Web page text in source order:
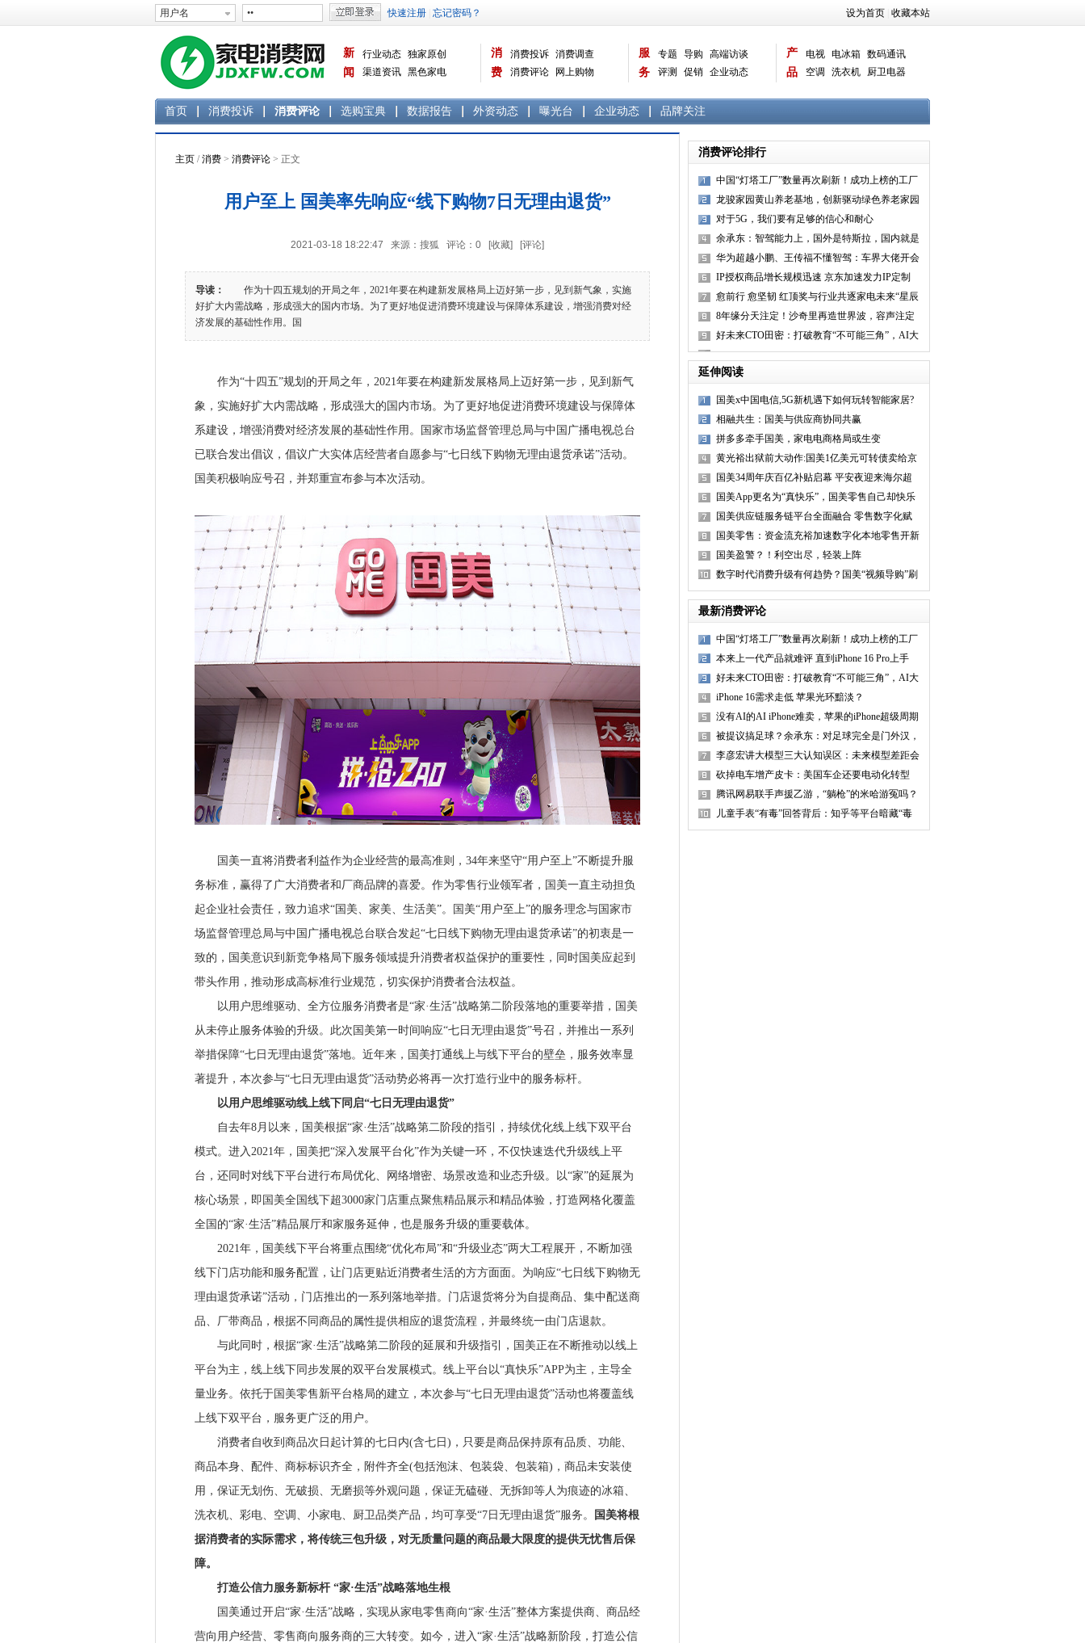
设为首页 收藏本站
新
闻
行业动态 独家原创
渠道资讯 黑色家电
消
费
消费投诉 消费调查
消费评论
网上购物
曝光台
品牌关注
服
务
专题 导购
高端访谈
评测
促销 企业动态
产
品
电视 电冰箱 数码通讯
空调
洗衣机
厨卫电器
首页 消费投诉 消费评论 选购宝典 数据报告 外资动态 曝光台 企业动态 品牌关注
主页 /消费 > 消费评论 > 正文
用户至上 国美率先响应“线下购物7日无理由退货”
2021-03-18 18:22:47 来源：搜狐 评论： 0 [收藏] [评论]
导读：
作为十四五规划的开局之年，2021年要在构建新发展格局上迈好第一步，见到新气象，实施
好扩大内需战略，形成强大的国内市场。为了更好地促进消费环境建设与保障体系建设，增强消费对经
济发展的基础性作用。国
作为“十四五”规划的开局之年，2021年要在构建新发展格局上迈好第一步，见到新气
象，实施好扩大内需战略，形成强大的国内市场。为了更好地促进消费环境建设与保障体
系建设，增强消费对经济发展的基础性作用。国家市场监督管理总局与中国广播电视总台
已联合发出倡议，倡议广大实体店经营者自愿参与“七日线下购物无理由退货承诺”活动。
国美积极响应号召，并郑重宣布参与本次活动。
国美一直将消费者利益作为企业经营的最高准则，34年来坚守“用户至上”不断提升服
务标准，赢得了广大消费者和厂商品牌的喜爱。作为零售行业领军者，国美一直主动担负
起企业社会责任，致力追求“国美、家美、生活美”。国美“用户至上”的服务理念与国家市
场监督管理总局与中国广播电视总台联合发起“七日线下购物无理由退货承诺”的初衷是一
致的，国美意识到新竞争格局下服务领域提升消费者权益保护的重要性，同时国美应起到
带头作用，推动形成高标准行业规范，切实保护消费者合法权益。
以用户思维驱动、全方位服务消费者是“家·生活”战略第二阶段落地的重要举措，国美
从未停止服务体验的升级。此次国美第一时间响应“七日无理由退货”号召，并推出一系列
举措保障“七日无理由退货”落地。近年来，国美打通线上与线下平台的壁垒，服务效率显
著提升，本次参与“七日无理由退货”活动势必将再一次打造行业中的服务标杆。
以用户思维驱动线上线下同启“七日无理由退货”
自去年8月以来，国美根据“家·生活”战略第二阶段的指引，持续优化线上线下双平台
模式。进入2021年，国美把“深入发展平台化”作为关键一环，不仅快速迭代升级线上平
台，还同时对线下平台进行布局优化、网络增密、场景改造和业态升级。以“家”的延展为
核心场景，即国美全国线下超3000家门店重点聚焦精品展示和精品体验，打造网格化覆盖
全国的“家·生活”精品展厅和家服务延伸，也是服务升级的重要载体。
2021年，国美线下平台将重点围绕“优化布局”和“升级业态”两大工程展开，不断加强
线下门店功能和服务配置，让门店更贴近消费者生活的方方面面。为响应“七日线下购物无
理由退货承诺”活动，门店推出的一系列落地举措。门店退货将分为自提商品、集中配送商
品、厂带商品，根据不同商品的属性提供相应的退货流程，并最终统一由门店退款。
与此同时，根据“家·生活”战略第二阶段的延展和升级指引，国美正在不断推动以线上
平台为主，线上线下同步发展的双平台发展模式。线上平台以“真快乐”APP为主，主导全
量业务。依托于国美零售新平台格局的建立，本次参与“七日无理由退货”活动也将覆盖线
上线下双平台，服务更广泛的用户。
消费者自收到商品次日起计算的七日内(含七日)，只要是商品保持原有品质、功能、
商品本身、配件、商标标识齐全，附件齐全(包括泡沫、包装袋、包装箱)，商品未安装使
用，保证无划伤、无破损、无磨损等外观问题，保证无磕碰、无拆卸等人为痕迹的冰箱、
洗衣机、彩电、空调、小家电、厨卫品类产品，均可享受“7日无理由退货”服务。
国美将根
据消费者的实际需求，将传统三包升级，对无质量问题的商品最大限度的提供无忧售后保
障。
打造公信力服务新标杆 “家·生活”战略落地生根
国美通过开启“家·生活”战略，实现从家电零售商向“家·生活”整体方案提供商、商品经
营向用户经营、零售商向服务商的三大转变。如今，进入“家·生活”战略新阶段，打造公信
消费评论排行
中国“灯塔工厂”数量再次刷新！成功上榜的工厂
到底有多厉害
龙骏家园黄山养老基地，创新驱动绿色养老家园
对于5G，我们要有足够的信心和耐心
余承东：智驾能力上，国外是特斯拉，国内就是
华为
华为超越小鹏、王传福不懂智驾：车界大佬开会
太刚了
IP授权商品增长规模迅速 京东加速发力IP定制
解决方案满足企
愈前行 愈坚韧 红顶奖与行业共逐家电未来“星辰
大海
8年缘分天注定！沙奇里再造世界波，容声注定
与经典结缘
好未来CTO田密：打破教育“不可能三角”，AI大
模型让我们看
延伸阅读
国美x中国电信,5G新机遇下如何玩转智能家居?
相融共生：国美与供应商协同共赢
拼多多牵手国美，家电电商格局或生变
黄光裕出狱前大动作:国美1亿美元可转债卖给京
东 能带来什么
国美34周年庆百亿补贴启幕 平安夜迎来海尔超
级品牌日
国美App更名为“真快乐”，国美零售自己却快乐
不起来
国美供应链服务链平台全面融合 零售数字化赋
能显著
国美零售：资金流充裕加速数字化本地零售开新
局
国美盈警？！利空出尽，轻装上阵
数字时代消费升级有何趋势？国美“视频导购”刷
新零售服务形
最新消费评论
中国“灯塔工厂”数量再次刷新！成功上榜的工厂
到
本来上一代产品就难评 直到iPhone 16 Pro上手
好未来CTO田密：打破教育“不可能三角”，AI大
模
iPhone 16需求走低 苹果光环黯淡？
没有AI的AI iPhone难卖，苹果的iPhone超级周期
可
被提议搞足球？余承东：对足球完全是门外汉，
可以
李彦宏讲大模型三大认知误区：未来模型差距会
拉大
砍掉电车增产皮卡：美国车企还要电动化转型
吗？
腾讯网易联手声援乙游，“躺枪”的米哈游冤吗？
儿童手表“有毒”回答背后：知乎等平台暗藏“毒
答